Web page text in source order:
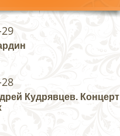
Кудрявцев. Концерт